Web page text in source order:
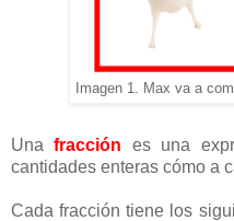
Imagen 1. Max va a
Unafracción es una
cantidades enteras cómo a
Cada fracción tiene los